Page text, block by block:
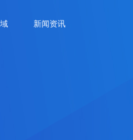
新闻资讯